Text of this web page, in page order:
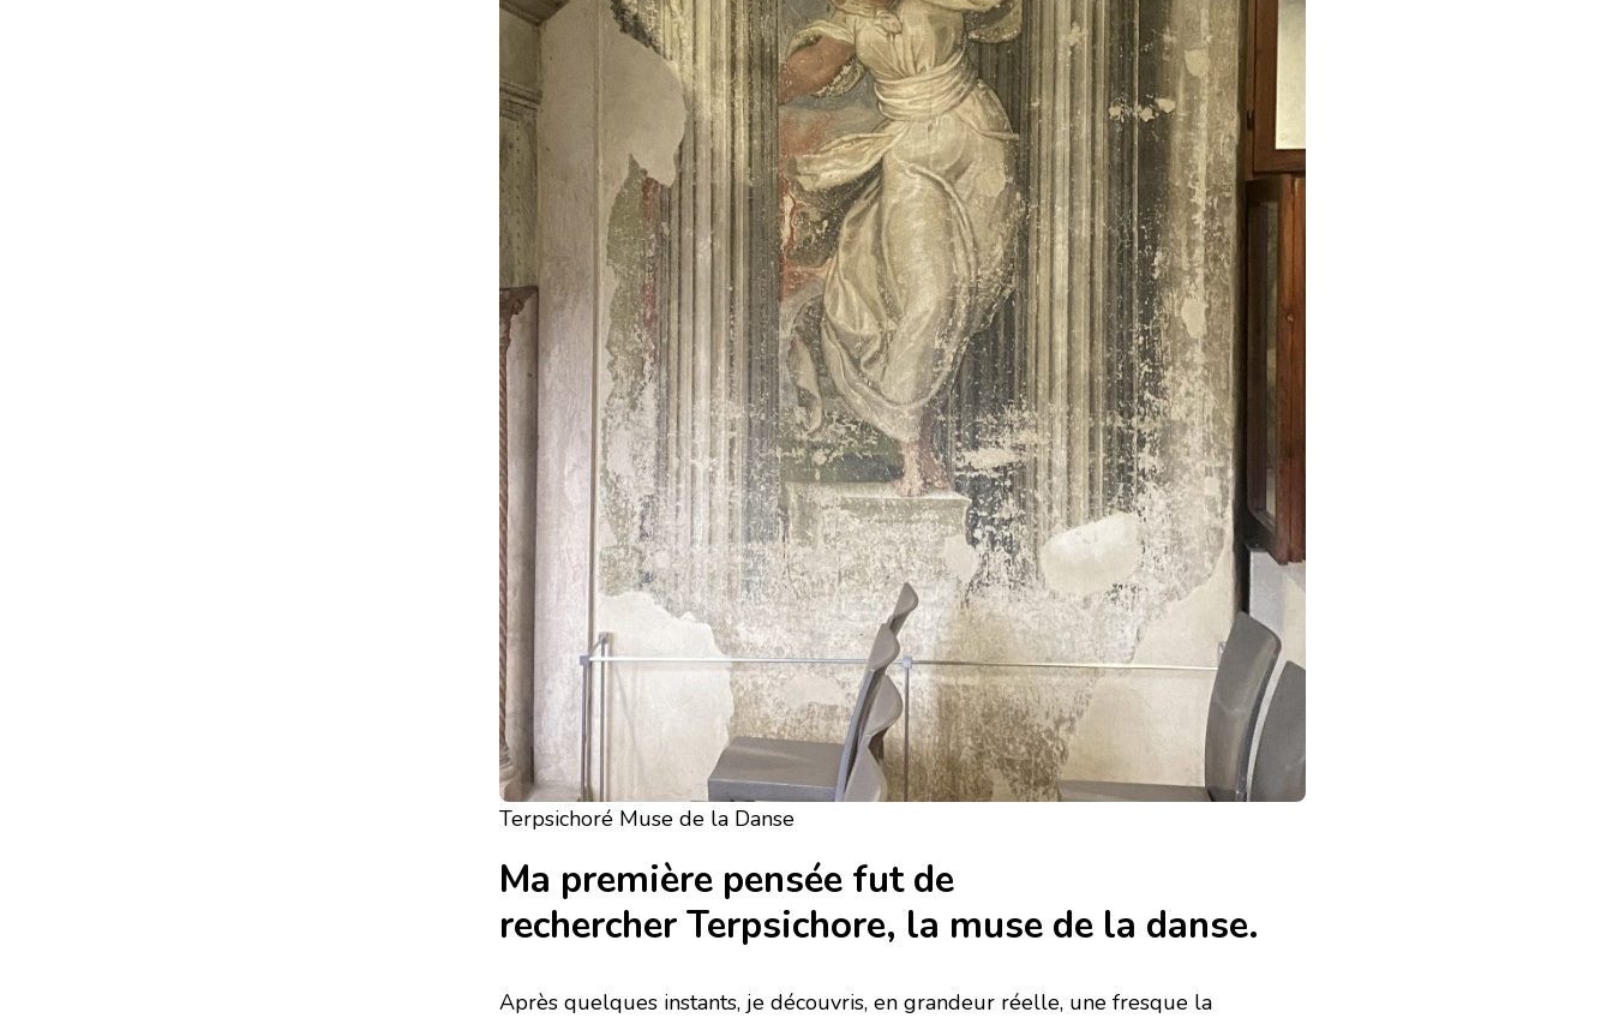
Terpsichoré Muse de la Danse
Ma première pensée fut de
rechercher Terpsichore, la muse de la danse.
Après quelques instants, je découvris, en grandeur réelle, une fresque la